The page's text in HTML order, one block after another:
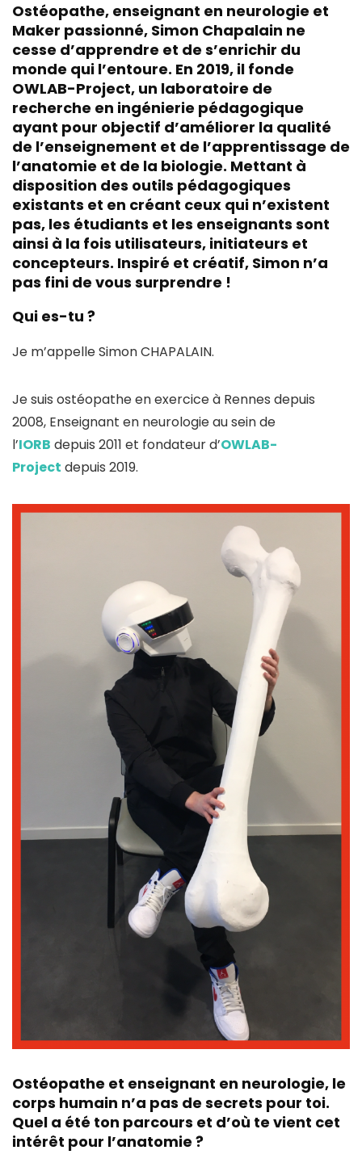
Ostéopathe, enseignant en neurologie et
Maker passionné, Simon Chapalain ne
cesse d’apprendre et de s’enrichir du
monde qui l’entoure. En 2019, il fonde
OWLAB-Project, un laboratoire de
recherche en ingénierie pédagogique
ayant pour objectif d’améliorer la qualité
de l’enseignement et de l’apprentissage de
l’anatomie et de la biologie. Mettant à
disposition des outils pédagogiques
existants et en créant ceux qui n’existent
pas, les étudiants et les enseignants sont
ainsi à la fois utilisateurs, initiateurs et
concepteurs. Inspiré et créatif, Simon n’a
pas fini de vous surprendre !
Qui es-tu ?
Je m’appelle Simon CHAPALAIN.
Je suis ostéopathe en exercice à Rennes depuis
2008, Enseignant en neurologie au sein de
l’IORB depuis 2011 et fondateur d’OWLAB-
Project depuis 2019.
Ostéopathe et enseignant en neurologie, le
corps humain n’a pas de secrets pour toi.
Quel a été ton parcours et d’où te vient cet
intérêt pour l’anatomie ?